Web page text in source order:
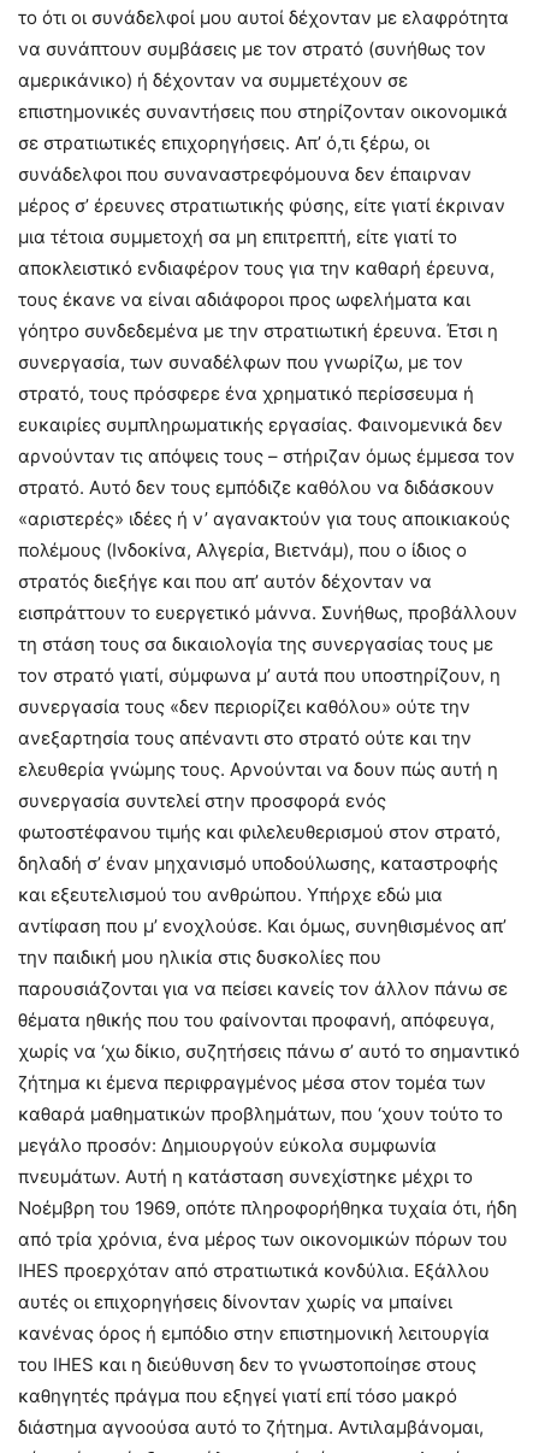
το ότι οι συνάδελφοί μου αυτοί δέχονταν με ελαφρότητα
να συνάπτουν συμβάσεις με τον στρατό (συνήθως τον
αμερικάνικο) ή δέχονταν να συμμετέχουν σε
επιστημονικές συναντήσεις που στηρίζονταν οικονομικά
σε στρατιωτικές επιχορηγήσεις. Απ’ ό,τι ξέρω, οι
συνάδελφοι που συνανα­στρεφόμουνα δεν έπαιρναν
μέρος σ’ έρευνες στρατιωτικής φύσης, είτε γιατί έκριναν
μια τέτοια συμμετοχή σα μη επιτρεπτή, είτε γιατί το
αποκλειστικό ενδιαφέρον τους για την καθαρή έρευνα,
τους έκανε να είναι αδιάφοροι προς ωφελήματα και
γόητρο συνδεδεμένα με την στρατιωτική έρευνα. Έτσι η
συνεργασία, των συναδέλφων που γνωρίζω, με τον
στρατό, τους πρόσφερε ένα χρηματικό περίσσευμα ή
ευκαιρίες συμπληρωματικής εργασίας. Φαινομενικά δεν
αρνούνταν τις απόψεις τους – στήριζαν όμως έμμεσα τον
στρατό. Αυτό δεν τους εμπόδιζε καθόλου να διδάσκουν
«αριστερές» ιδέες ή ν’ αγανακτούν για τους αποικιακούς
πολέμους (Ινδοκίνα, Αλγερία, Βιετνάμ), που ο ίδιος ο
στρατός διεξήγε και που απ’ αυτόν δέχονταν να
εισπράττουν το ευεργετικό μάννα. Συνήθως, προβάλλουν
τη στάση τους σα δικαιολογία της συνεργασίας τους με
τον στρατό γιατί, σύμφωνα μ’ αυτά που υποστηρίζουν, η
συνεργασία τους «δεν περιορίζει καθόλου» ούτε την
ανεξαρτησία τους απέναντι στο στρατό ούτε και την
ελευθερία γνώμης τους. Αρνούνται να δουν πώς αυτή η
συνεργασία συντελεί στην προσφορά ενός
φωτοστέφανου τιμής και φιλελευθερισμού στον στρατό,
δηλαδή σ’ έναν μηχανισμό υποδούλωσης, καταστροφής
και εξευτελισμού του ανθρώπου. Υπήρχε εδώ μια
αντίφαση που μ’ ενοχλούσε. Και όμως, συνηθισμένος απ’
την παιδική μου ηλικία στις δυσκολίες που
παρουσιάζονται για να πείσει κανείς τον άλλον πάνω σε
θέματα ηθικής που του φαίνονται προφανή, απόφευγα,
χωρίς να ‘χω δίκιο, συζητήσεις πάνω σ’ αυτό το σημαντικό
ζήτημα κι έμενα περιφραγμένος μέσα στον τομέα των
καθαρά μαθηματικών προβλημάτων, που ‘χουν τούτο το
μεγάλο προσόν: Δημιουργούν εύκολα συμφωνία
πνευμάτων. Αυτή η κατάσταση συνεχίστηκε μέχρι το
Νοέμβρη του 1969, οπότε πληροφορήθηκα τυχαία ότι, ήδη
από τρία χρόνια, ένα μέρος των οικονομικών πόρων του
IHES προερχόταν από στρατιωτικά κονδύλια. Εξάλλου
αυτές οι επιχορηγήσεις δίνονταν χωρίς να μπαίνει
κανένας όρος ή εμπόδιο στην επιστημονική λειτουργία
του IHES και η διεύθυνση δεν το γνωστοποίησε στους
καθηγητές πράγμα που εξηγεί γιατί επί τόσο μακρό
διάστημα αγνοούσα αυτό το ζήτημα. Αντιλαμβάνομαι,